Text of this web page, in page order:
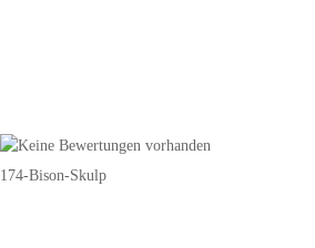
174-Bison-Skulp